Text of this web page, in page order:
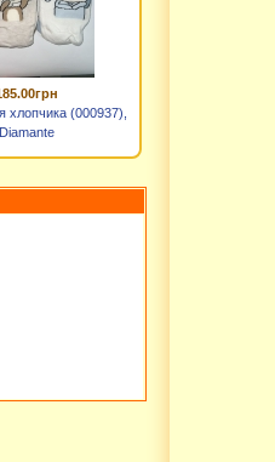
хлопчика (000937),